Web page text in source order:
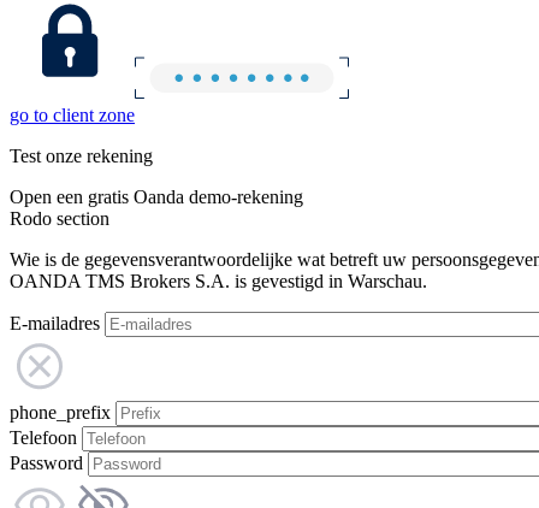
go to client zone
Test onze rekening
Open een gratis Oanda demo-rekening
Rodo section
Wie is de gegevensverantwoordelijke wat betreft uw
OANDA TMS Brokers S.A. is gevestigd in Warschau.
E-mailadres
phone_prefix
Telefoon
Password